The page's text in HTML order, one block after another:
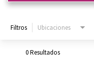
Filtros Ubicaciones
0 Resultados